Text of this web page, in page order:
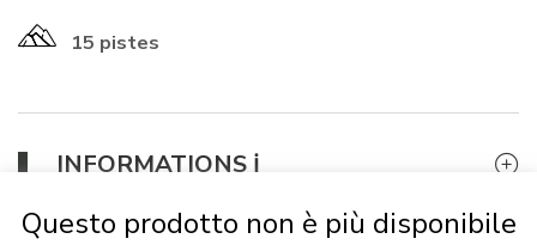
15 pistes
​INFORMATIONS ℹ️​
Questo prodotto non è più disponibile